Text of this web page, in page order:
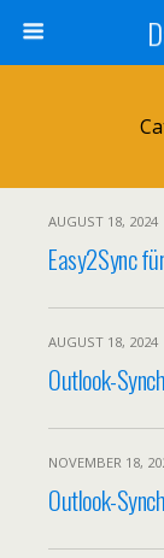
AUGUST 18, 2024
Easy2Sync
AUGUST 18, 2024
Outlook-
NOVEMBER 18,
Outlook-